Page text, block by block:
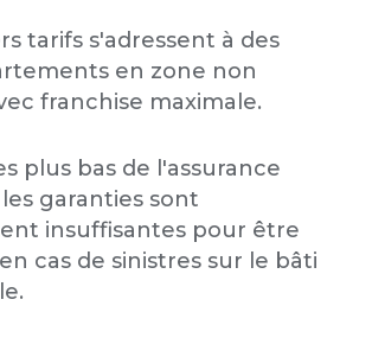
tarifs s'adressent à des
en zone non
franchise maximale.
plus bas de l'assurance
garanties sont
insuffisantes pour être
cas de sinistres sur le bâti